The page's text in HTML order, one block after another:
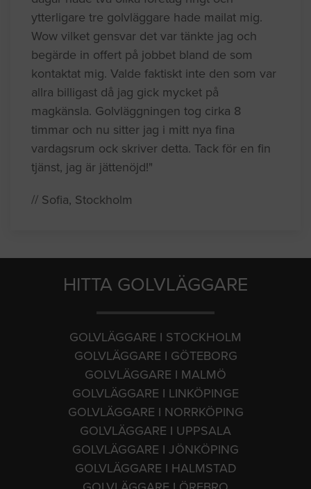
ytterligare tre golvläggare hade mailat mig.
Wow vilket gensvar det var tänkte jag och
begärde in offert på jobbet bland de som
kontaktat mig. Valde faktiskt inte den som var
allra billigast då jag gick mycket på
magkänsla. Golvläggningen tog cirka 8
timmar och nu sitter jag i mitt nya fina
vardagsrum ock skriver detta. Tack för en fin
tjänst, jag är jättenöjd!"
// Sofia, Stockholm
HITTA GOLVLÄGGARE
GOLVLÄGGARE I STOCKHOLM
GOLVLÄGGARE I GÖTEBORG
GOLVLÄGGARE I MALMÖ
GOLVLÄGGARE I LINKÖPINGE
GOLVLÄGGARE I NORRKÖPING
GOLVLÄGGARE I UPPSALA
GOLVLÄGGARE I JÖNKÖPING
GOLVLÄGGARE I HALMSTAD